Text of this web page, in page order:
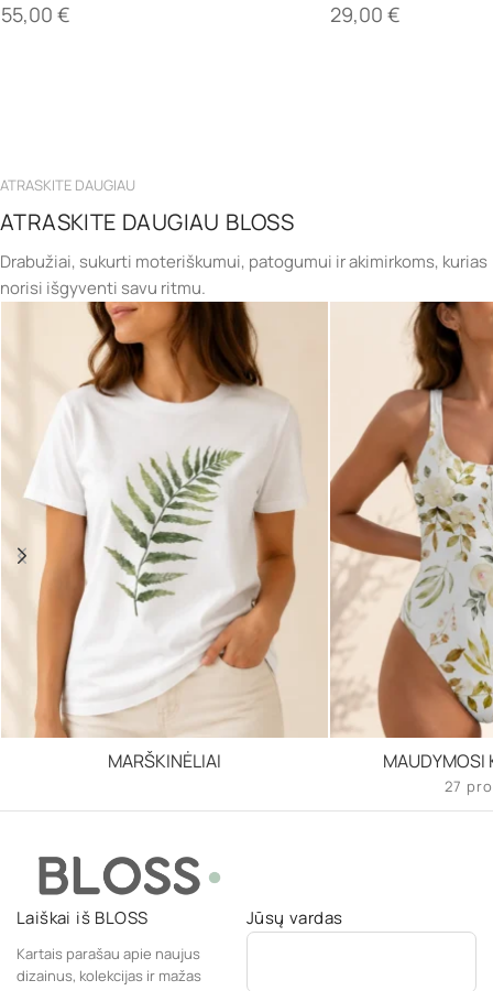
55,00 € 29,00 €
ATRASKITE DAUGIAU
ATRASKITE DAUGIAU BLOSS
Drabužiai, sukurti moteriškumui, patogumui ir akimirkoms, kurias
norisi išgyventi savu ritmu.
MARŠKINĖLIAI MAUDYMOSI
27
Laiškai iš BLOSS
Kartais parašau apie naujus
dizainus, kolekcijas ir mažas
Jūsų vardas